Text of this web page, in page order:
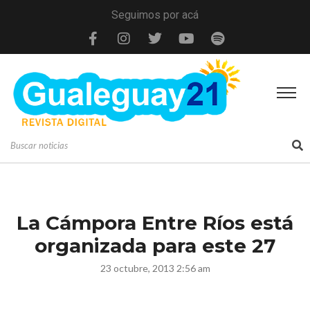
Seguimos por acá
La Cámpora Entre Ríos está
organizada para este 27
23 octubre, 2013 2:56 am